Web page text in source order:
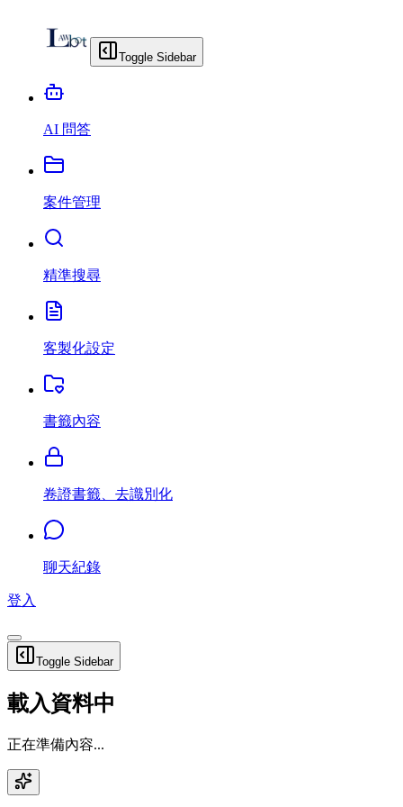
Toggle Sidebar
AI 問答
案件管理
精準搜尋
客製化設定
書籤內容
卷證書籤、去識別化
聊天紀錄
登入
Toggle Sidebar
載入資料中
正在準備內容...